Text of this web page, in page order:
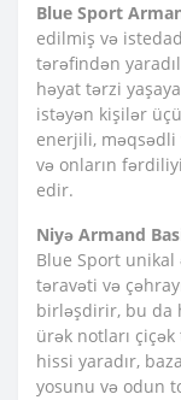
Blue Sport
edilmiş və
tərəfindən
həyat tərzi
istəyən kişilər
enerjili, məqsədli
və onların
edir.
Niyə Armand
Blue Sport unikal
təravəti və
birləşdirir, bu da
ürək notları
hissi yaradır,
yosunu və odun